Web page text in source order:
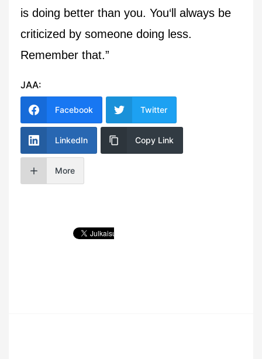
is doing better than you. You‘ll always be
criticized by someone doing less.
Remember that.”
JAA:
Facebook Twitter
LinkedIn Copy Link
More